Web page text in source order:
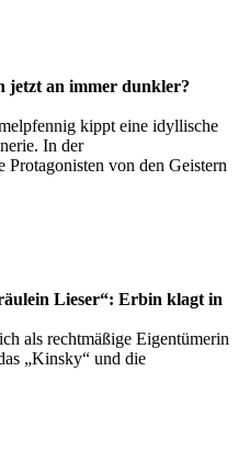
jetzt an immer dunkler?
kippt eine idyllische
In der
Protagonisten von den Geistern
Lieser“: Erbin klagt in
als rechtmäßige Eigentümerin
„Kinsky“ und die